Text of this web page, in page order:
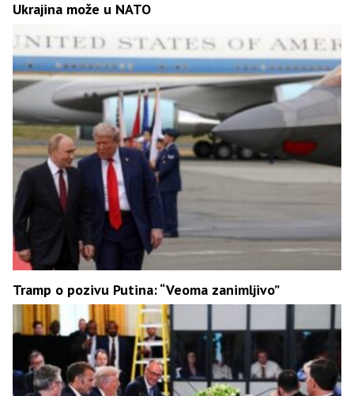
Ukrajina može u NATO
Tramp o pozivu Putina: “Veoma zanimljivo”